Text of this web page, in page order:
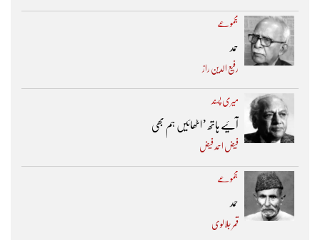
مجموعے
حمد
رفیع الدین راز
میری پسند
آئیے ہاتھ ’اٹھائیں ہم بھی
فیض احمد فیض
مجموعے
حمد
قمر جلالوی